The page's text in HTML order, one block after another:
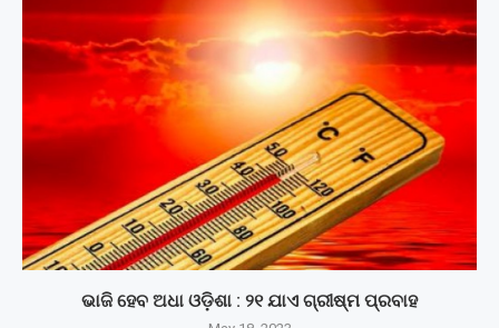
ଭାଜି ହେବ ଅଧା ଓଡ଼ିଶା : ୨୧ ଯାଏ ଗ୍ରୀଷ୍ମ ପ୍ରବାହ